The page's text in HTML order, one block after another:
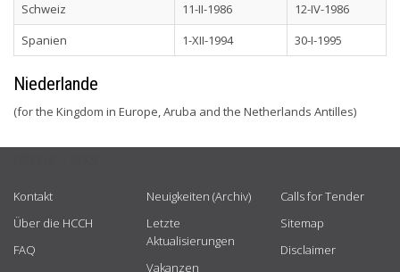
Schweiz
11-II-1986
12-IV-1986
Spanien
1-XII-1994 30-I-1995
Niederlande
(for the Kingdom in Europe, Aruba and the Netherlands Antilles)
Kontakt
Über die HCCH
FAQ
Neuigkeiten (Archiv)
Letzte
Aktualisierungen
Vakanzen
Calls for Tender
Sitemap
Disclaimer